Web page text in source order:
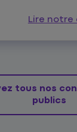
Lire notre
tous nos
publics